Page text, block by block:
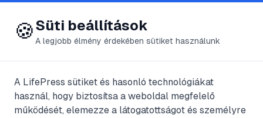
😍 LifePress
@seattle
2024. október 23. · perc olvasás
🍪Süti beállítások
A legjobb élmény érdekében sütiket használunk
A LifePress sütiket és hasonló technológiákat
használ, hogy biztosítsa a weboldal megfelelő
működését, elemezze a látogatottságot és személyre